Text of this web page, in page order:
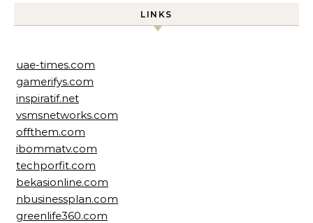
LINKS
uae-times.com
gamerifys.com
inspiratif.net
vsmsnetworks.com
offthem.com
ibommatv.com
techporfit.com
bekasionline.com
nbusinessplan.com
greenlife360.com